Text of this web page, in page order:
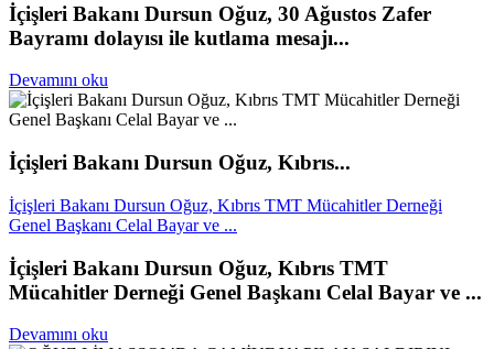
İçişleri Bakanı Dursun Oğuz, 30 Ağustos Zafer
Bayramı dolayısı ile kutlama mesajı...
Devamını oku
İçişleri Bakanı Dursun Oğuz, Kıbrıs...
İçişleri Bakanı Dursun Oğuz, Kıbrıs TMT Mücahitler Derneği
Genel Başkanı Celal Bayar ve ...
İçişleri Bakanı Dursun Oğuz, Kıbrıs TMT
Mücahitler Derneği Genel Başkanı Celal Bayar ve ...
Devamını oku